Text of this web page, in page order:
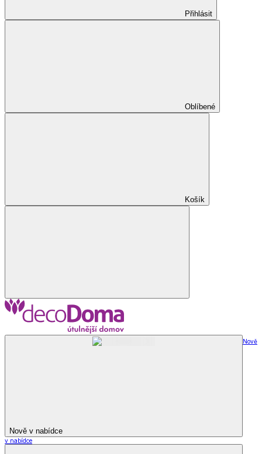
Přihlásit
Oblíbené
Košík
Nově v nabídce
Nově
v nabídce